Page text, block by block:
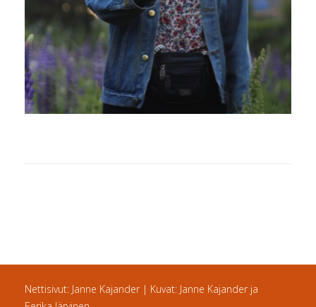
Nettisivut: Janne Kajander | Kuvat: Janne Kajander ja